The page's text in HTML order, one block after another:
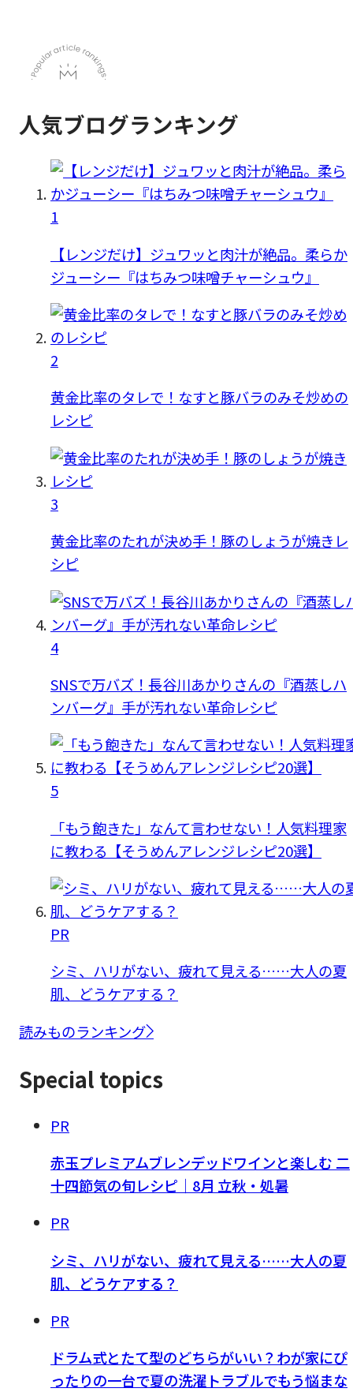
人気ブログランキング
1
【レンジだけ】ジュワッと肉汁が絶品。柔らか
ジューシー『はちみつ味噌チャーシュウ』
2
黄金比率のタレで！なすと豚バラのみそ炒めの
レシピ
3
黄金比率のたれが決め手！豚のしょうが焼きレ
シピ
4
SNSで万バズ！長谷川あかりさんの『酒蒸しハ
ンバーグ』手が汚れない革命レシピ
5
「もう飽きた」なんて言わせない！人気料理家
に教わる【そうめんアレンジレシピ20選】
PR
シミ、ハリがない、疲れて見える……大人の夏
肌、どうケアする？
読みものランキング
Special topics
PR
赤玉プレミアムブレンデッドワインと楽しむ 二
十四節気の旬レシピ｜8月 立秋・処暑
PR
シミ、ハリがない、疲れて見える……大人の夏
肌、どうケアする？
PR
ドラム式とたて型のどちらがいい？わが家にぴ
ったりの一台で夏の洗濯トラブルでもう悩まな